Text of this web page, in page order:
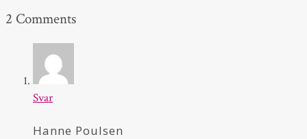
2 Comments
Svar
Hanne Poulsen